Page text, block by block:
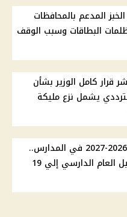
المدعم بالمحافظات
البطاقات وسبب الوقف
قرار كامل الوزير بشأن
يشمل نزع مليكة
موعد بدء الدراسة 2026-2027 في المدارس..
التعليم ينفي التأجيل العام الدارسي إلي 19